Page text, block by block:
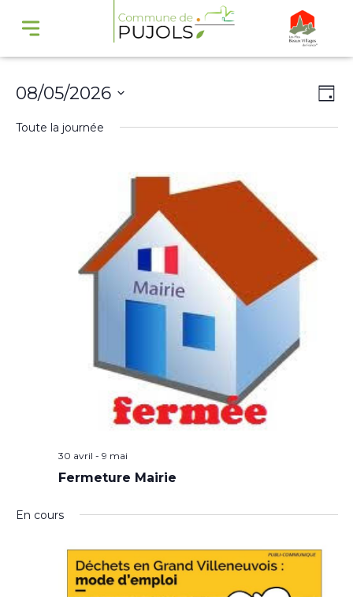
Jour
08/05/2026
Toute la journée
30 avril - 9 mai
Fermeture Mairie
En cours